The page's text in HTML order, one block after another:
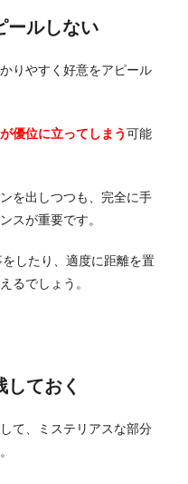
ールしない
りやすく好意をアピール
優位に立ってしまう可能
を出しつつも、完全に手
スが重要です。
したり、適度に距離を置
るでしょう。
しておく
て、ミステリアスな部分